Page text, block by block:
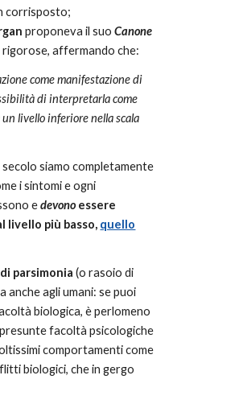
corrisposto;
proponeva il suoCanone
affermando che:
come manifestazione di
di interpretarla come
livello inferiore nella scala
siamo completamente
i sintomi e ogni
edevonoessere
livello più basso, quello
parsimonia (o rasoio di
anche agli umani: se puoi
biologica, è perlomeno
facoltà psicologiche
comportamenti come
biologici, che in gergo